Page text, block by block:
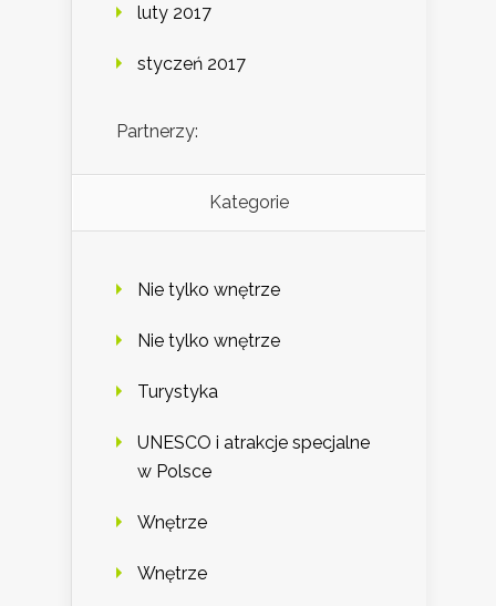
luty 2017
styczeń 2017
Partnerzy:
Kategorie
Nie tylko wnętrze
Nie tylko wnętrze
Turystyka
UNESCO i atrakcje specjalne
w Polsce
Wnętrze
Wnętrze